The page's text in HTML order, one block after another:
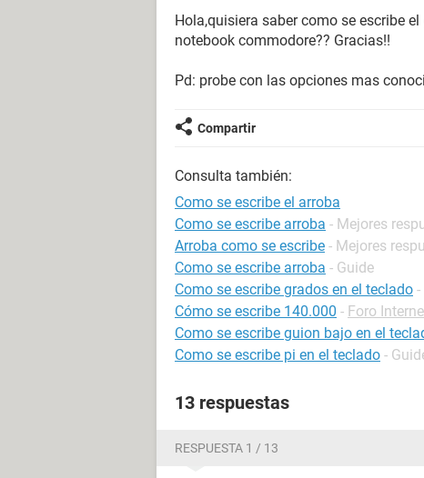
Hola,quisiera saber como se escribe
notebook commodore?? Gracias!!
Pd: probe con las opciones mas
Compartir
Consulta también:
Como se escribe el arroba
Como se escribe arroba - Mejores
Arroba como se escribe - Mejores
Como se escribe arroba - Guide
Como se escribe grados en el teclado -
Cómo se escribe 140.000 - Foro
Como se escribe guion bajo en el
Como se escribe pi en el teclado -
13 respuestas
RESPUESTA 1 / 13